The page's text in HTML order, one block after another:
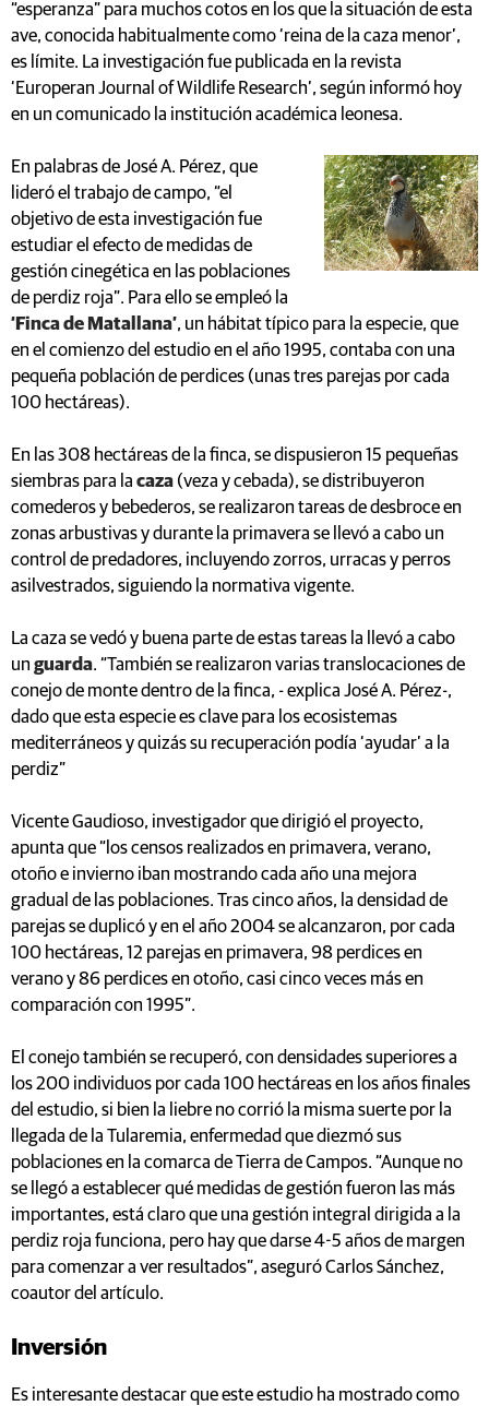
“esperanza” para muchos cotos en los que la situación de esta
ave, conocida habitualmente como ‘reina de la caza menor’,
es límite. La investigación fue publicada en la revista
‘Europeran Journal of Wildlife Research’, según informó hoy
en un comunicado la institución académica leonesa.
En palabras de José A. Pérez, que
lideró el trabajo de campo, “el
objetivo de esta investigación fue
estudiar el efecto de medidas de
gestión cinegética en las poblaciones
de perdiz roja”. Para ello se empleó la
‘Finca de Matallana’, un hábitat típico para la especie, que
en el comienzo del estudio en el año 1995, contaba con una
pequeña población de perdices (unas tres parejas por cada
100 hectáreas).
En las 308 hectáreas de la finca, se dispusieron 15 pequeñas
siembras para la caza (veza y cebada), se distribuyeron
comederos y bebederos, se realizaron tareas de desbroce en
zonas arbustivas y durante la primavera se llevó a cabo un
control de predadores, incluyendo zorros, urracas y perros
asilvestrados, siguiendo la normativa vigente.
La caza se vedó y buena parte de estas tareas la llevó a cabo
un guarda. “También se realizaron varias translocaciones de
conejo de monte dentro de la finca, - explica José A. Pérez-,
dado que esta especie es clave para los ecosistemas
mediterráneos y quizás su recuperación podía ‘ayudar’ a la
perdiz”
Vicente Gaudioso, investigador que dirigió el proyecto,
apunta que “los censos realizados en primavera, verano,
otoño e invierno iban mostrando cada año una mejora
gradual de las poblaciones. Tras cinco años, la densidad de
parejas se duplicó y en el año 2004 se alcanzaron, por cada
100 hectáreas, 12 parejas en primavera, 98 perdices en
verano y 86 perdices en otoño, casi cinco veces más en
comparación con 1995”.
El conejo también se recuperó, con densidades superiores a
los 200 individuos por cada 100 hectáreas en los años finales
del estudio, si bien la liebre no corrió la misma suerte por la
llegada de la Tularemia, enfermedad que diezmó sus
poblaciones en la comarca de Tierra de Campos. “Aunque no
se llegó a establecer qué medidas de gestión fueron las más
importantes, está claro que una gestión integral dirigida a la
perdiz roja funciona, pero hay que darse 4-5 años de margen
para comenzar a ver resultados”, aseguró Carlos Sánchez,
coautor del artículo.
Inversión
Es interesante destacar que este estudio ha mostrado como